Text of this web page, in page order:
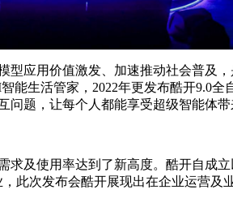
应用价值激发、加速推动社会普及
能生活管家，2022年更发布酷开9.0
题，让每个人都能享受超级智能体带
及使用率达到了新高度。酷开自成
此次发布会酷开展现出在企业运营